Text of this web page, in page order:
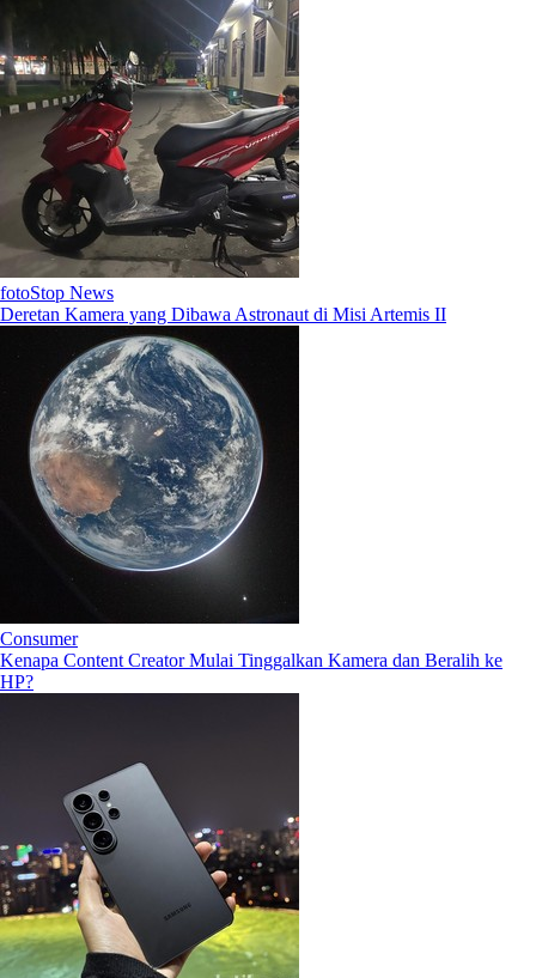
fotoStop News
Deretan Kamera yang Dibawa Astronaut di Misi Artemis II
Consumer
Kenapa Content Creator Mulai Tinggalkan Kamera dan Beralih ke
HP?